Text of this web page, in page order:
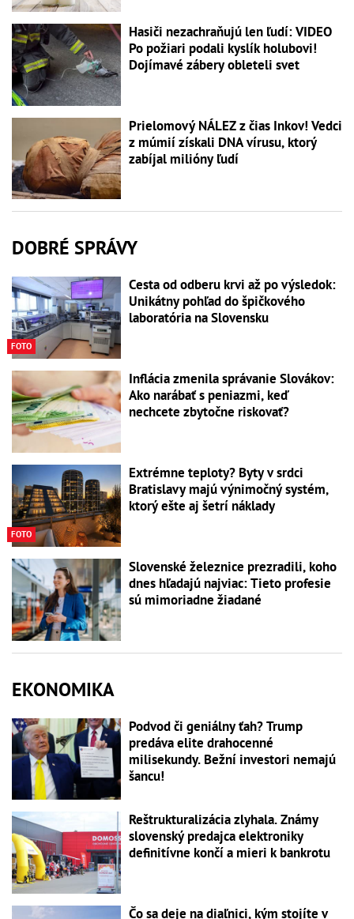
Hasiči nezachraňujú len ľudí: VIDEO
Po požiari podali kyslík holubovi!
Dojímavé zábery obleteli svet
Prielomový NÁLEZ z čias Inkov! Vedci
z múmií získali DNA vírusu, ktorý
zabíjal milióny ľudí
DOBRÉ SPRÁVY
FOTO
Cesta od odberu krvi až po výsledok:
Unikátny pohľad do špičkového
laboratória na Slovensku
Inflácia zmenila správanie Slovákov:
Ako narábať s peniazmi, keď
nechcete zbytočne riskovať?
FOTO
Extrémne teploty? Byty v srdci
Bratislavy majú výnimočný systém,
ktorý ešte aj šetrí náklady
Slovenské železnice prezradili, koho
dnes hľadajú najviac: Tieto profesie
sú mimoriadne žiadané
EKONOMIKA
Podvod či geniálny ťah? Trump
predáva elite drahocenné
milisekundy. Bežní investori nemajú
šancu!
Reštrukturalizácia zlyhala. Známy
slovenský predajca elektroniky
definitívne končí a mieri k bankrotu
Čo sa deje na diaľnici, kým stojíte v